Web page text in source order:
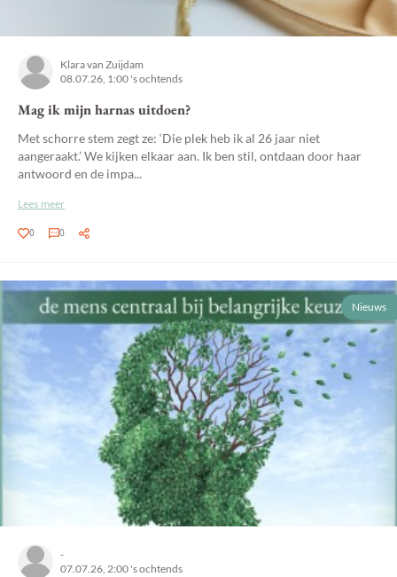
Klara van Zuijdam
08.07.26, 1:00 's ochtends
Mag ik mijn harnas uitdoen?
Met schorre stem zegt ze: ‘Die plek heb ik al 26 jaar niet
aangeraakt.’ We kijken elkaar aan. Ik ben stil, ontdaan door haar
antwoord en de impa...
Lees meer
0 0
Nieuws
-
07.07.26, 2:00 's ochtends